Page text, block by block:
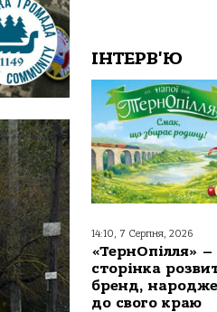
ІНТЕРВ'Ю
14:10, 7 Серпня, 2026
«ТернОпілля»
сторінка
бренд,
до свого краю